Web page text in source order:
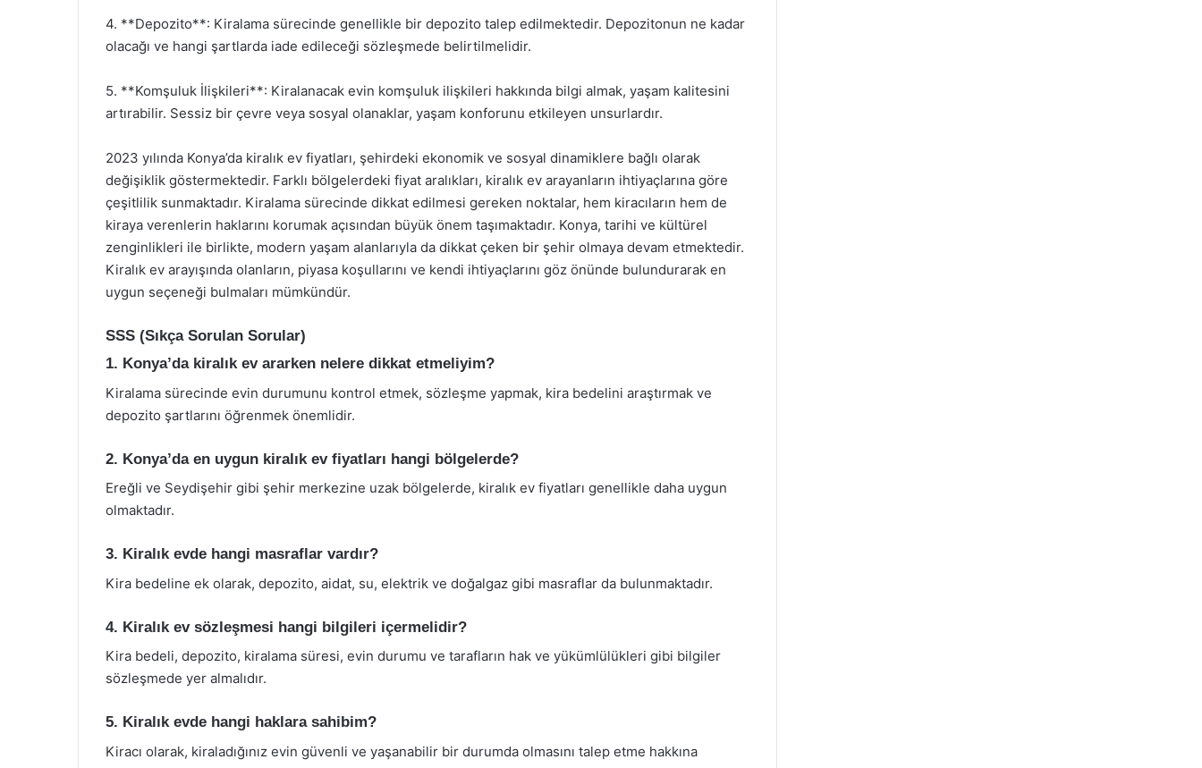
4. **Depozito**: Kiralama sürecinde genellikle bir depozito talep edilmektedir. Depozitonun ne kadar
olacağı ve hangi şartlarda iade edileceği sözleşmede belirtilmelidir.
5. **Komşuluk İlişkileri**: Kiralanacak evin komşuluk ilişkileri hakkında bilgi almak, yaşam kalitesini
artırabilir. Sessiz bir çevre veya sosyal olanaklar, yaşam konforunu etkileyen unsurlardır.
2023 yılında Konya’da kiralık ev fiyatları, şehirdeki ekonomik ve sosyal dinamiklere bağlı olarak
değişiklik göstermektedir. Farklı bölgelerdeki fiyat aralıkları, kiralık ev arayanların ihtiyaçlarına göre
çeşitlilik sunmaktadır. Kiralama sürecinde dikkat edilmesi gereken noktalar, hem kiracıların hem de
kiraya verenlerin haklarını korumak açısından büyük önem taşımaktadır. Konya, tarihi ve kültürel
zenginlikleri ile birlikte, modern yaşam alanlarıyla da dikkat çeken bir şehir olmaya devam etmektedir.
Kiralık ev arayışında olanların, piyasa koşullarını ve kendi ihtiyaçlarını göz önünde bulundurarak en
uygun seçeneği bulmaları mümkündür.
SSS (Sıkça Sorulan Sorular)
1. Konya’da kiralık ev ararken nelere dikkat etmeliyim?
Kiralama sürecinde evin durumunu kontrol etmek, sözleşme yapmak, kira bedelini araştırmak ve
depozito şartlarını öğrenmek önemlidir.
2. Konya’da en uygun kiralık ev fiyatları hangi bölgelerde?
Ereğli ve Seydişehir gibi şehir merkezine uzak bölgelerde, kiralık ev fiyatları genellikle daha uygun
olmaktadır.
3. Kiralık evde hangi masraflar vardır?
Kira bedeline ek olarak, depozito, aidat, su, elektrik ve doğalgaz gibi masraflar da bulunmaktadır.
4. Kiralık ev sözleşmesi hangi bilgileri içermelidir?
Kira bedeli, depozito, kiralama süresi, evin durumu ve tarafların hak ve yükümlülükleri gibi bilgiler
sözleşmede yer almalıdır.
5. Kiralık evde hangi haklara sahibim?
Kiracı olarak, kiraladığınız evin güvenli ve yaşanabilir bir durumda olmasını talep etme hakkına